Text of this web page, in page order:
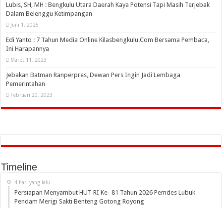
Lubis, SH, MH : Bengkulu Utara Daerah Kaya Potensi Tapi Masih Terjebak
Dalam Belenggu Ketimpangan
Juni 1, 2025
Edi Yanto : 7 Tahun Media Online Kilasbengkulu.Com Bersama Pembaca,
Ini Harapannya
Maret 11, 2023
Jebakan Batman Ranperpres, Dewan Pers Ingin Jadi Lembaga
Pemerintahan
Februari 20, 2023
Timeline
4 hari yang lalu
Persiapan Menyambut HUT RI Ke- 81 Tahun 2026 Pemdes Lubuk
Pendam Merigi Sakti Benteng Gotong Royong